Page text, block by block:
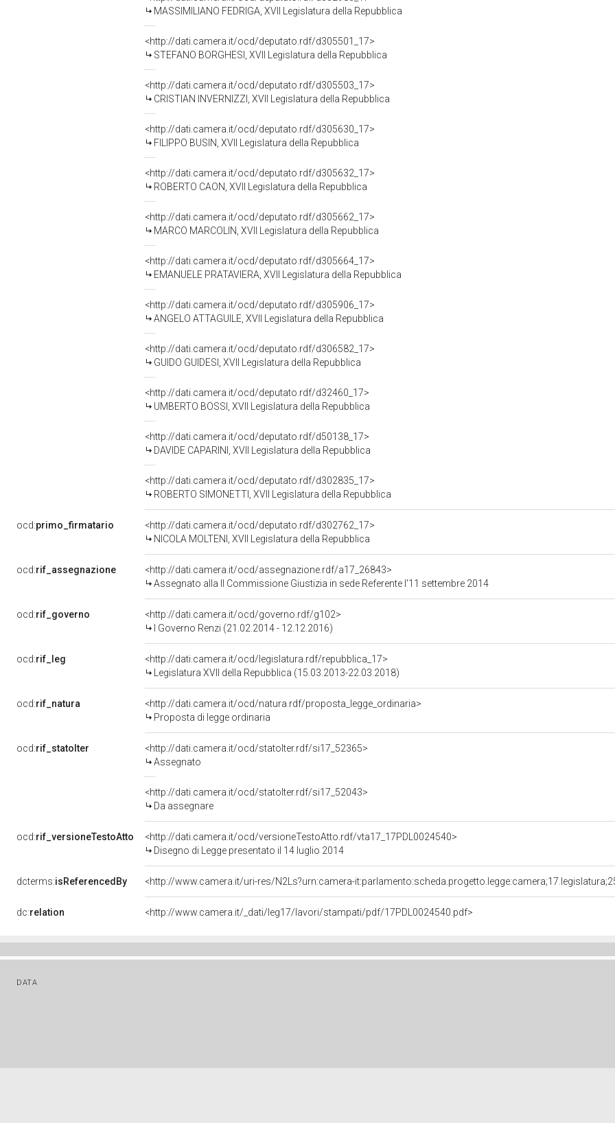
MASSIMILIANO FEDRIGA, XVII Legislatura della Repubblica
<http://dati.camera.it/ocd/deputato.rdf/d305501_17>
STEFANO BORGHESI, XVII Legislatura della Repubblica
<http://dati.camera.it/ocd/deputato.rdf/d305503_17>
CRISTIAN INVERNIZZI, XVII Legislatura della Repubblica
<http://dati.camera.it/ocd/deputato.rdf/d305630_17>
FILIPPO BUSIN, XVII Legislatura della Repubblica
<http://dati.camera.it/ocd/deputato.rdf/d305632_17>
ROBERTO CAON, XVII Legislatura della Repubblica
<http://dati.camera.it/ocd/deputato.rdf/d305662_17>
MARCO MARCOLIN, XVII Legislatura della Repubblica
<http://dati.camera.it/ocd/deputato.rdf/d305664_17>
EMANUELE PRATAVIERA, XVII Legislatura della Repubblica
<http://dati.camera.it/ocd/deputato.rdf/d305906_17>
ANGELO ATTAGUILE, XVII Legislatura della Repubblica
<http://dati.camera.it/ocd/deputato.rdf/d306582_17>
GUIDO GUIDESI, XVII Legislatura della Repubblica
<http://dati.camera.it/ocd/deputato.rdf/d32460_17>
UMBERTO BOSSI, XVII Legislatura della Repubblica
<http://dati.camera.it/ocd/deputato.rdf/d50138_17>
DAVIDE CAPARINI, XVII Legislatura della Repubblica
<http://dati.camera.it/ocd/deputato.rdf/d302835_17>
ROBERTO SIMONETTI, XVII Legislatura della Repubblica
ocd:primo_firmatario
<http://dati.camera.it/ocd/deputato.rdf/d302762_17>
NICOLA MOLTENI, XVII Legislatura della Repubblica
ocd:rif_assegnazione
<http://dati.camera.it/ocd/assegnazione.rdf/a17_26843>
Assegnato alla II Commissione Giustizia in sede Referente l'11 settembre 2014
ocd:rif_governo
<http://dati.camera.it/ocd/governo.rdf/g102>
I Governo Renzi (21.02.2014 - 12.12.2016)
ocd:rif_leg
<http://dati.camera.it/ocd/legislatura.rdf/repubblica_17>
Legislatura XVII della Repubblica (15.03.2013-22.03.2018)
ocd:rif_natura
<http://dati.camera.it/ocd/natura.rdf/proposta_legge_ordinaria>
Proposta di legge ordinaria
ocd:rif_statoIter
<http://dati.camera.it/ocd/statoIter.rdf/si17_52365>
Assegnato
<http://dati.camera.it/ocd/statoIter.rdf/si17_52043>
Da assegnare
ocd:rif_versioneTestoAtto
<http://dati.camera.it/ocd/versioneTestoAtto.rdf/vta17_17PDL0024540>
Disegno di Legge presentato il 14 luglio 2014
dcterms:isReferencedBy <http://www.camera.it/uri-res/N2Ls?urn:camera-
dc:relation <http://www.camera.it/_dati/leg17/lavori/stampati/pdf/17PDL0024540.pdf>
DATA